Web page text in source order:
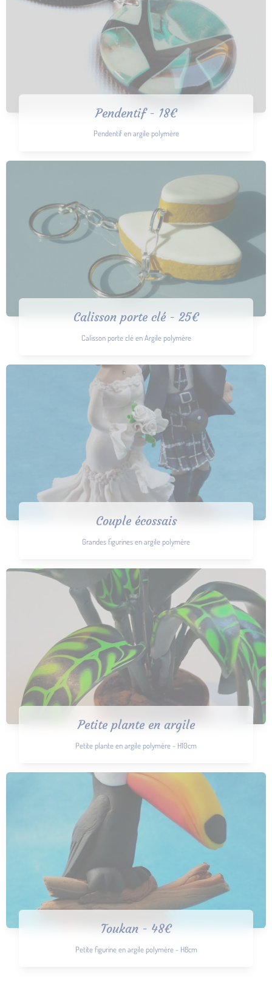
Pendentif - 18€
Pendentif en argile polymère
Calisson porte clé - 25€
Calisson porte clé en Argile polymère
Couple écossais
Grandes figurines en argile polymère
Petite plante en argile
Petite plante en argile polymère - H10cm
Toukan - 48€
Petite figurine en argile polymère - H8cm